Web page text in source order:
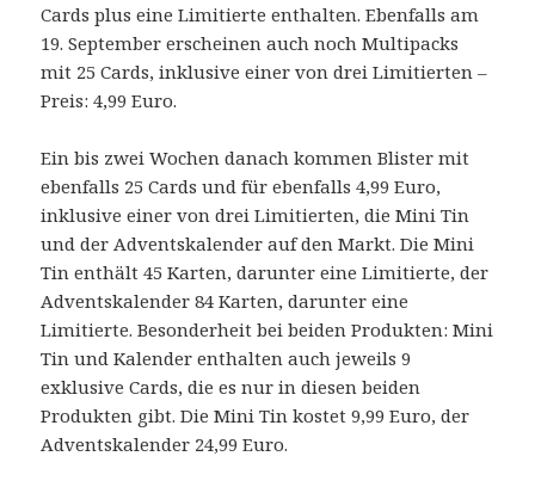
Cards plus eine Limitierte enthalten. Ebenfalls am
19. September erscheinen auch noch Multipacks
mit 25 Cards, inklusive einer von drei Limitierten –
Preis: 4,99 Euro.
Ein bis zwei Wochen danach kommen Blister mit
ebenfalls 25 Cards und für ebenfalls 4,99 Euro,
inklusive einer von drei Limitierten, die Mini Tin
und der Adventskalender auf den Markt. Die Mini
Tin enthält 45 Karten, darunter eine Limitierte, der
Adventskalender 84 Karten, darunter eine
Limitierte. Besonderheit bei beiden Produkten: Mini
Tin und Kalender enthalten auch jeweils 9
exklusive Cards, die es nur in diesen beiden
Produkten gibt. Die Mini Tin kostet 9,99 Euro, der
Adventskalender 24,99 Euro.